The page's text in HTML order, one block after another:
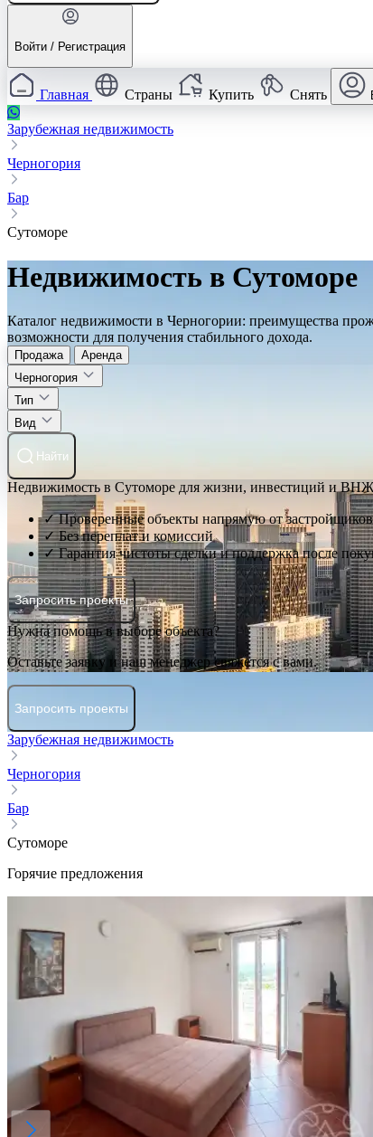
Войти / Регистрация
Главная Страны Купить Снять
Зарубежная недвижимость
Черногория
Бар
Сутоморе
Недвижимость в Сутоморе
Каталог недвижимости в Черногории: преимущества
возможности для получения стабильного дохода.
Продажа
Аренда
Черногория
Тип
Вид
Найти
Недвижимость в Сутоморе для жизни, инвестиций и ВНЖ
✓ Проверенные объекты напрямую от застройщиков
✓ Без переплат и комиссий
✓ Гарантия чистоты сделки и поддержка после
Запросить проекты
Нужна помощь в выборе объекта?
Оставьте заявку и наш менеджер свяжется с вами.
Запросить проекты
Зарубежная недвижимость
Черногория
Бар
Сутоморе
Горячие предложения